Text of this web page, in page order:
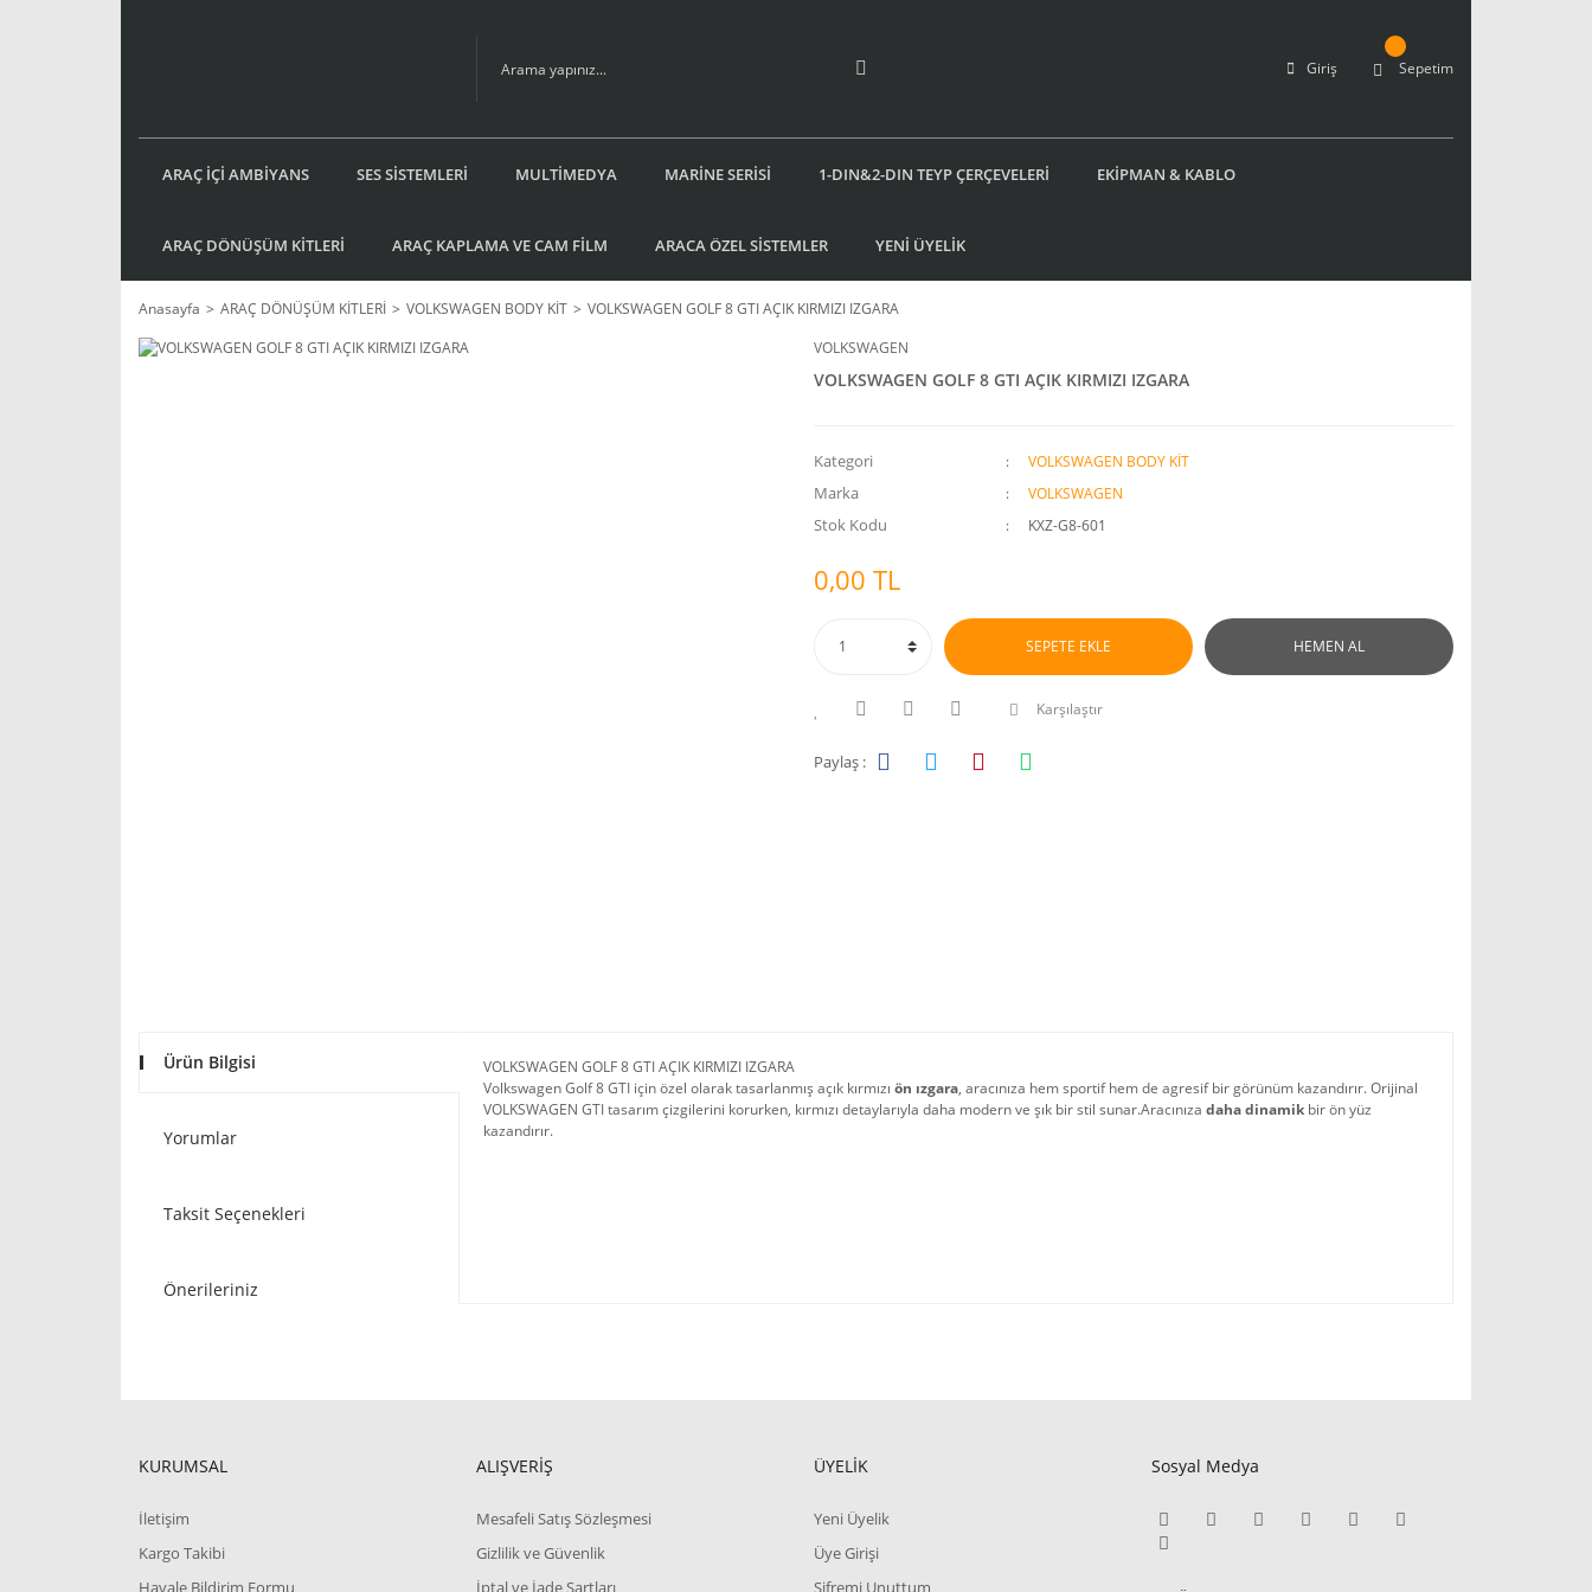
Giriş Sepetim
ARAÇ İÇİ AMBİYANS SES SİSTEMLERİ MULTİMEDYA MARİNE SERİSİ 1-DIN&2-DIN TEYP ÇERÇEVELERİ EKİPMAN & KABLO
ARAÇ DÖNÜŞÜM KİTLERİ ARAÇ KAPLAMA VE CAM FİLM ARACA ÖZEL SİSTEMLER YENİ ÜYELİK
Anasayfa ARAÇ DÖNÜŞÜM KİTLERİ VOLKSWAGEN BODY KİT
VOLKSWAGEN GOLF 8 GTI AÇIK KIRMIZI IZGARA
VOLKSWAGEN
VOLKSWAGEN GOLF 8 GTI AÇIK KIRMIZI IZGARA
Kategori VOLKSWAGEN BODY KİT
Marka VOLKSWAGEN
Stok Kodu KXZ-G8-601
0,00 TL
SEPETE EKLE HEMEN AL
Karşılaştır
Paylaş :
Ürün Bilgisi
Yorumlar
Taksit Seçenekleri
Önerileriniz
VOLKSWAGEN GOLF 8 GTI AÇIK KIRMIZI IZGARA
Volkswagen Golf 8 GTI için özel olarak tasarlanmış açık kırmızı ön ızgara, aracınıza hem sportif hem de agresif bir görünüm kazandırır. Orijinal
VOLKSWAGEN GTI tasarım çizgilerini korurken, kırmızı detaylarıyla daha modern ve şık bir stil sunar.Aracınıza daha dinamik bir ön yüz
kazandırır.
KURUMSAL
İletişim
Kargo Takibi
Havale Bildirim Formu
ALIŞVERİŞ
Mesafeli Satış Sözleşmesi
Gizlilik ve Güvenlik
İptal ve İade Şartları
ÜYELİK
Yeni Üyelik
Üye Girişi
Şifremi Unuttum
Sosyal Medya